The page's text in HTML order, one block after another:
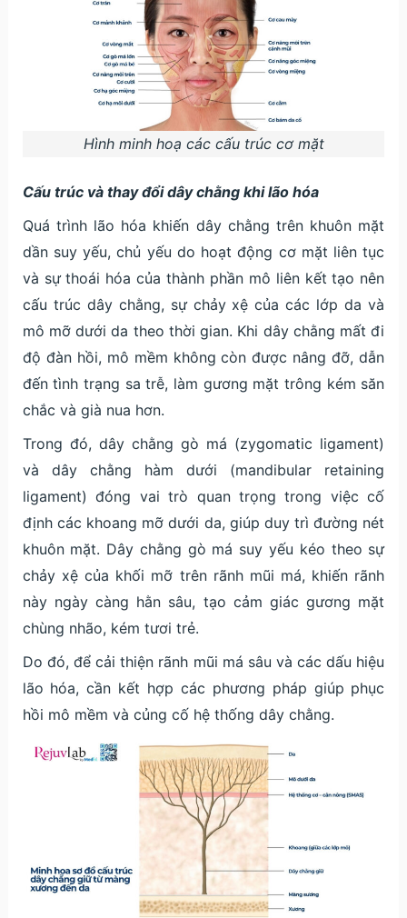
Hình minh hoạ các cấu trúc cơ mặt
Cấu trúc và thay đổi dây chằng khi lão hóa
Quá trình lão hóa khiến dây chằng trên khuôn mặt
dần suy yếu, chủ yếu do hoạt động cơ mặt liên tục
và sự thoái hóa của thành phần mô liên kết tạo nên
cấu trúc dây chằng, sự chảy xệ của các lớp da và
mô mỡ dưới da theo thời gian. Khi dây chằng mất đi
độ đàn hồi, mô mềm không còn được nâng đỡ, dẫn
đến tình trạng sa trễ, làm gương mặt trông kém săn
chắc và già nua hơn.
Trong đó, dây chằng gò má (zygomatic ligament)
và dây chằng hàm dưới (mandibular retaining
ligament) đóng vai trò quan trọng trong việc cố
định các khoang mỡ dưới da, giúp duy trì đường nét
khuôn mặt. Dây chằng gò má suy yếu kéo theo sự
chảy xệ của khối mỡ trên rãnh mũi má, khiến rãnh
này ngày càng hằn sâu, tạo cảm giác gương mặt
chùng nhão, kém tươi trẻ.
Do đó, để cải thiện rãnh mũi má sâu và các dấu hiệu
lão hóa, cần kết hợp các phương pháp giúp phục
hồi mô mềm và củng cố hệ thống dây chằng.